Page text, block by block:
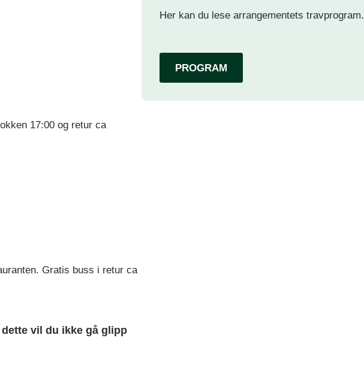
17:00 og retur ca
Gratis buss i retur ca
vil du ikke gå glipp
Her kan du lese arrangementets travprogram.
PROGRAM